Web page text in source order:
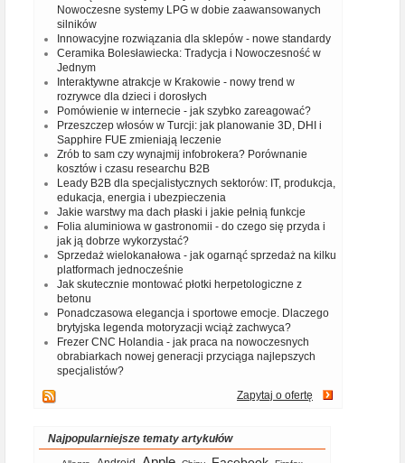
Nowoczesne systemy LPG w dobie zaawansowanych
silników
Innowacyjne rozwiązania dla sklepów - nowe standardy
Ceramika Bolesławiecka: Tradycja i Nowoczesność w
Jednym
Interaktywne atrakcje w Krakowie - nowy trend w
rozrywce dla dzieci i dorosłych
Pomówienie w internecie - jak szybko zareagować?
Przeszczep włosów w Turcji: jak planowanie 3D, DHI i
Sapphire FUE zmieniają leczenie
Zrób to sam czy wynajmij infobrokera? Porównanie
kosztów i czasu researchu B2B
Leady B2B dla specjalistycznych sektorów: IT, produkcja,
edukacja, energia i ubezpieczenia
Jakie warstwy ma dach płaski i jakie pełnią funkcje
Folia aluminiowa w gastronomii - do czego się przyda i
jak ją dobrze wykorzystać?
Sprzedaż wielokanałowa - jak ogarnąć sprzedaż na kilku
platformach jednocześnie
Jak skutecznie montować płotki herpetologiczne z
betonu
Ponadczasowa elegancja i sportowe emocje. Dlaczego
brytyjska legenda motoryzacji wciąż zachwyca?
Frezer CNC Holandia - jak praca na nowoczesnych
obrabiarkach nowej generacji przyciąga najlepszych
specjalistów?
Zapytaj o ofertę
Najpopularniejsze tematy artykułów